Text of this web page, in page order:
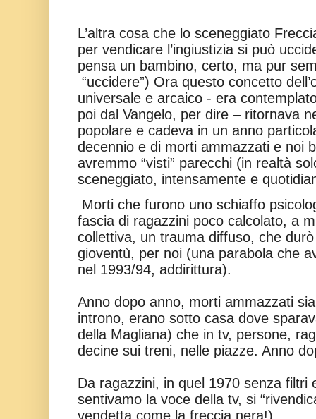
L’altra cosa che lo sceneggiato
per vendicare l’ingiustizia si può
pensa un bambino, certo, ma pur
“uccidere”) Ora questo concetto
universale e arcaico - era
poi dal Vangelo, per dire – ritornava
popolare e cadeva in un anno
decennio e di morti ammazzati e noi
avremmo “visti” parecchi (in realtà
sceneggiato, intensamente e
Morti che furono uno schiaffo
fascia di ragazzini poco calcolato, a
collettiva, un trauma diffuso, che
gioventù, per noi (una parabola che
nel 1993/94, addirittura).
Anno dopo anno, morti ammazzati
introno, erano sotto casa dove
della Magliana) che in tv, persone,
decine sui treni, nelle piazze. Anno
Da ragazzini, in quel 1970 senza filtri
sentivamo la voce della tv, si
vendetta come la freccia nera!)